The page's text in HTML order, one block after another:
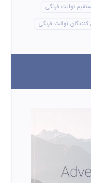
توالت فرنگی
توالت فرنگی